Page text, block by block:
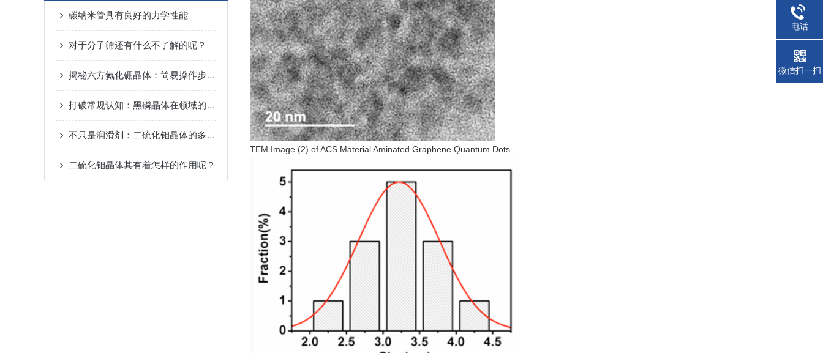
碳纳米管具有良好的力学性能
对于分子筛还有什么不了解的呢？
揭秘六方氮化硼晶体：简易操作步骤大公开！
打破常规认知：黑磷晶体在领域的五大惊人应用
不只是润滑剂：二硫化钼晶体的多元应用大揭秘
二硫化钼晶体其有着怎样的作用呢？
TEM Image (2) of ACS Material Aminated Graphene Quantum Dots
电话
微信扫一扫